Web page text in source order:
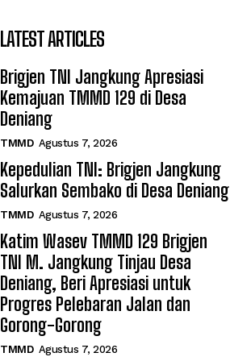
LATEST ARTICLES
Brigjen TNI Jangkung Apresiasi
Kemajuan TMMD 129 di Desa
Deniang
TMMD Agustus 7, 2026
Kepedulian TNI: Brigjen Jangkung
Salurkan Sembako di Desa Deniang
TMMD Agustus 7, 2026
Katim Wasev TMMD 129 Brigjen
TNI M. Jangkung Tinjau Desa
Deniang, Beri Apresiasi untuk
Progres Pelebaran Jalan dan
Gorong-Gorong
TMMD Agustus 7, 2026